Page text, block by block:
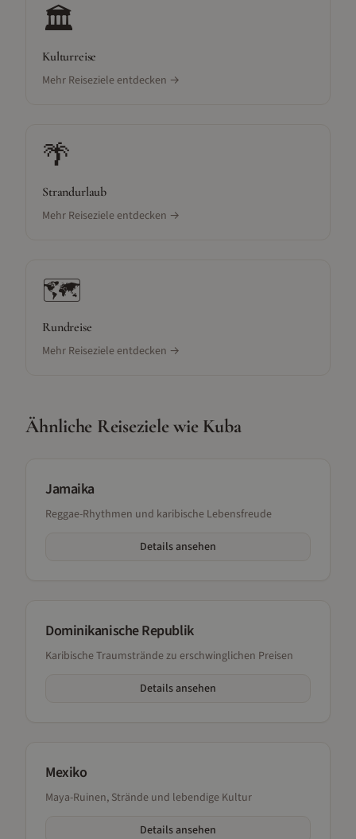
🏛️
Kulturreise
Mehr Reiseziele entdecken →
🌴
Strandurlaub
Mehr Reiseziele entdecken →
🗺️
Rundreise
Mehr Reiseziele entdecken →
Ähnliche Reiseziele wie Kuba
Jamaika
Reggae-Rhythmen und karibische Lebensfreude
Details ansehen
Dominikanische Republik
Karibische Traumstrände zu erschwinglichen Preisen
Details ansehen
Mexiko
Maya-Ruinen, Strände und lebendige Kultur
Details ansehen